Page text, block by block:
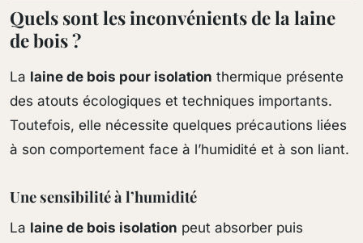
Quels sont les inconvénients de la laine
de bois ?
La laine de bois pour isolation thermique présente
des atouts écologiques et techniques importants.
Toutefois, elle nécessite quelques précautions liées
à son comportement face à l’humidité et à son liant.
Une sensibilité à l’humidité
La laine de bois isolation peut absorber puis